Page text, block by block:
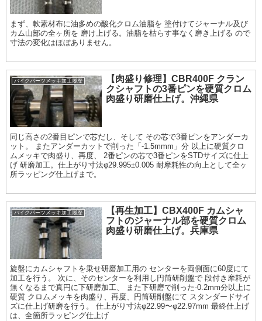
まず、軟素材布に油多めの酸化クロム油脂を 塗付けてジャーナル及び
カム山部の全ヶ所を 磨け上げる。油脂を枯らす事なく磨き上げる ので
寸法の変化はほぼありません。
バイクパーツメッキ加工履歴
【肉盛り修理】CBR400F クラン
クシャフトの3番ピンを硬質クロム
肉盛り研磨仕上げ。沖縄県
同じ高さの2番目ピンで芯だし、そして その芯で3番ピンをアンダーカ
ット。 またアンダーカットで削った「-1.5mmm」分 以上に硬質クロ
ムメッキで肉盛り、再度、 2番ピンの芯で3番ピンをSTDサイズに仕上
げ 研磨加工。仕上がり寸法φ29.995±0.005 耐摩耗性の向上として全ヶ
所ラッピング仕上げまで。
バイクパーツメッキ加工履歴
【再生加工】CBX400F カムシャ
フトのジャーナル部を硬質クロム
肉盛り研磨仕上げ。兵庫県
旋盤にカムシャフトを乗せ研磨加工用の センターを両側面に60度にて
加工を行う。 次に、そのセンターを利用し円筒研削盤で 段付き摩耗が
無くなるまで真円に下研磨加工、 また下研磨で削った-0.2mm分以上に
硬質 クロムメッキを肉盛り、再度、円筒研削盤にて スタンダードサイ
ズに仕上げ研磨を行う。 仕上がり寸法φ22.99〜φ22.97mm 最終仕上げ
は、全箇所ラッピング仕上げ